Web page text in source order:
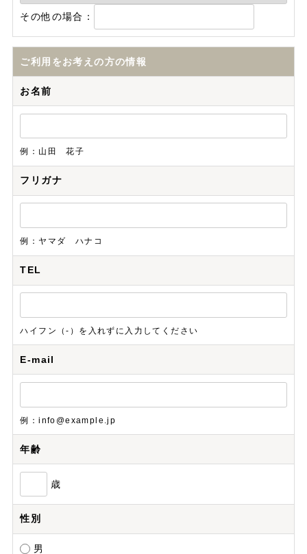
その他の場合：
ご利用をお考えの方の情報
お名前
例：山田 花子
フリガナ
例：ヤマダ ハナコ
TEL
ハイフン（-）を入れずに入力してください
E-mail
例：info@example.jp
年齢
歳
性別
男